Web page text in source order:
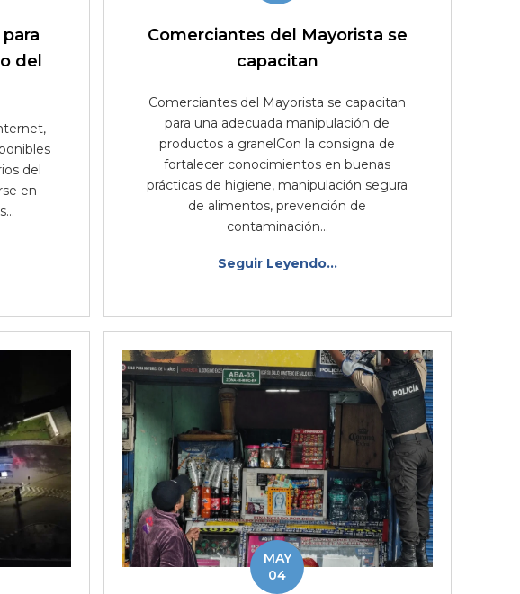
del
del
en
Comerciantes del Mayorista se
capacitan
Comerciantes del Mayorista se capacitan
para una adecuada manipulación de
productos a granelCon la consigna de
fortalecer conocimientos en buenas
prácticas de higiene, manipulación segura
de alimentos, prevención de
contaminación...
Seguir Leyendo...
MAY
04